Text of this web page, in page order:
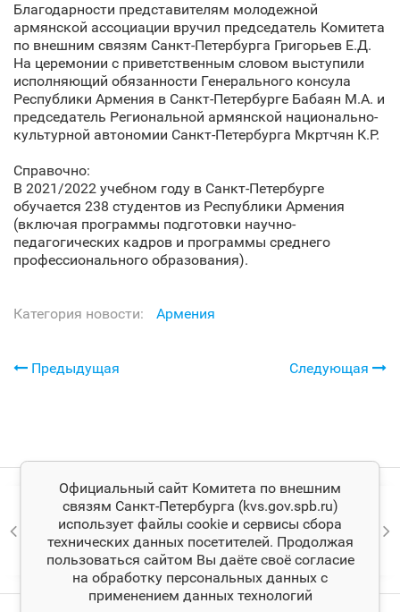
Благодарности представителям молодежной
армянской ассоциации вручил председатель Комитета
по внешним связям Санкт‑Петербурга Григорьев Е.Д.
На церемонии с приветственным словом выступили
исполняющий обязанности Генерального консула
Республики Армения в Санкт‑Петербурге Бабаян М.А. и
председатель Региональной армянской национально-
культурной автономии Санкт‑Петербурга Мкртчян К.Р.
Справочно:
В 2021/2022 учебном году в Санкт‑Петербурге
обучается 238 студентов из Республики Армения
(включая программы подготовки научно-
педагогических кадров и программы среднего
профессионального образования).
Категория новости: Армения
Предыдущая Следующая
Официальный сайт Комитета по внешним
связям Санкт‑Петербурга (kvs.gov.spb.ru)
использует файлы cookie и сервисы сбора
технических данных посетителей. Продолжая
пользоваться сайтом Вы даёте своё согласие
на обработку персональных данных с
применением данных технологий